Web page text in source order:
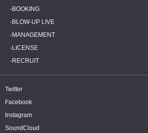
BOOKING
BLOW-UP LIVE
MANAGEMENT
LICENSE
RECRUIT
Twitter
Facebook
Instagram
SoundCloud